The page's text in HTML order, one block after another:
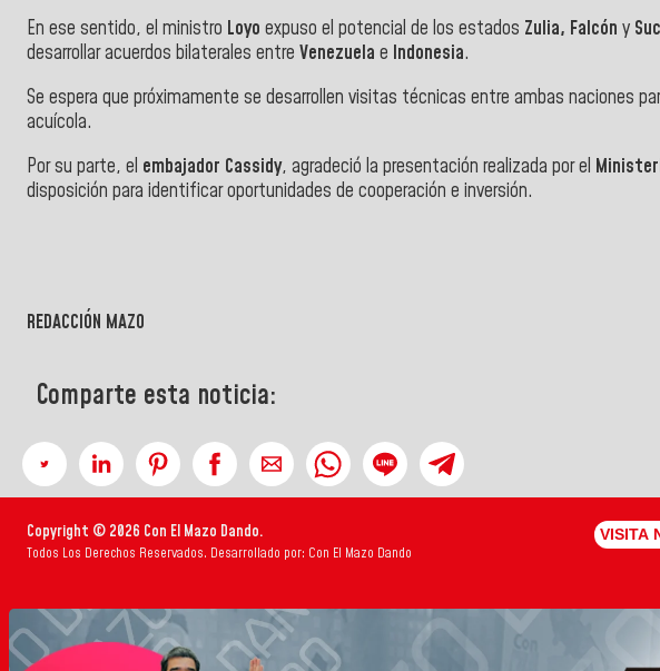
En ese sentido, el ministro Loyo expuso el potencial de los estados Zulia, Falcón y
desarrollar acuerdos bilaterales entre Venezuela e Indonesia.
Se espera que próximamente se desarrollen visitas técnicas entre ambas naciones
acuícola.
Por su parte, el embajador Cassidy, agradeció la presentación realizada por el
disposición para identificar oportunidades de cooperación e inversión.
REDACCIÓN MAZO
Comparte esta noticia:
Copyright © 2026 Con El Mazo Dando.
Todos Los Derechos Reservados. Desarrollado por: Con El Mazo Dando
VISITA